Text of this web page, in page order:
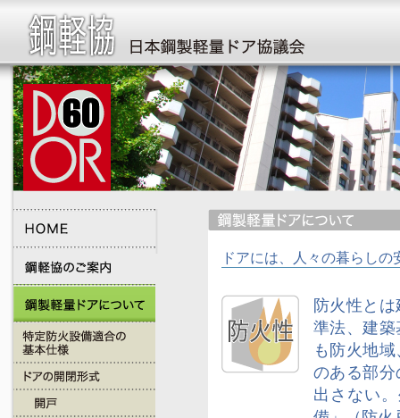
ドアには、人々の暮らし
防火性と
準法、建
も防火地
のある部
出さない